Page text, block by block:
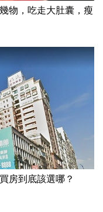
物，吃走大肚囊，瘦
房到底該選哪？